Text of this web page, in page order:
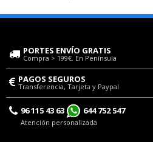
PORTES ENVÍO GRATIS
Compra > 199€. En Península
PAGOS SEGUROS
Transferencia, Tarjeta y Paypal
96 115 43 63 644 752 547
Atención personalizada